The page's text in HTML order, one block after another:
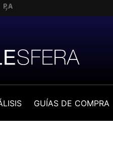
GUÍAS DE COMPRA